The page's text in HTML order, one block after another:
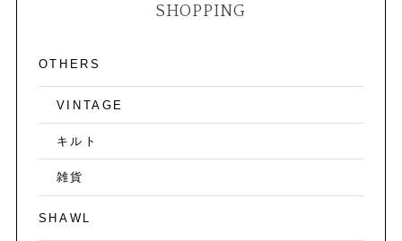
SHOPPING
OTHERS
VINTAGE
キルト
雑貨
SHAWL